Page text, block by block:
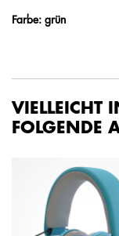
Farbe: grün
VIELLEICHT
FOLGENDE